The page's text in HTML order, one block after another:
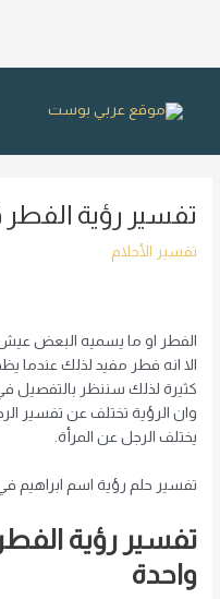
تفسير رؤية الفطر
تفسير الأحلام
الفطر او ما يسميه البعض
الا انه فطر مفيد لذلك عندما
كثيرة لذلك سننظر بالتفصيل
وان الرؤية تختلف عن تفسير
يختلف الرجل عن المرأة.
تفسير حلم رؤية اسم ابراهيم في
تفسير رؤية
واحدة